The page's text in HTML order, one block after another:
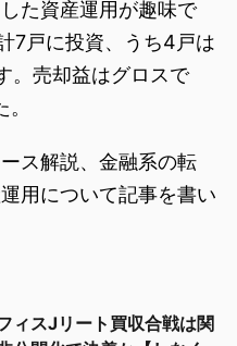
た資産運用が趣味で
7戸に投資、うち4戸は
。売却益はグロスで
ス解説、金融系の転
用について記事を書い
ィスJリート買収合戦は関